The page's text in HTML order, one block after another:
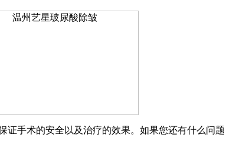
手术的安全以及治疗的效果。如果您还有什么问